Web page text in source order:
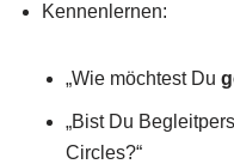
Kennenlernen:
„Wie möchtest Du
„Bist Du
Circles?“